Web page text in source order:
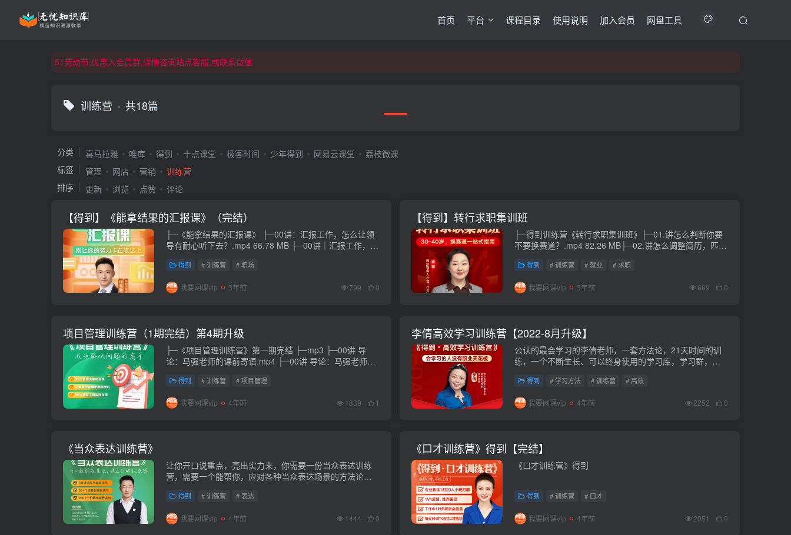
首页 平台 课程目录 使用说明 加入会员 网盘工具
51劳动节,优惠入会员群,详情咨询站点客服,或联系微信
51劳动节,优惠入会员群,详情咨询站点客服,或联系微信
训练营 共18篇
分类 喜马拉雅 唯库 得到 十点课堂 极客时间 少年得到 网易云课堂
荔枝微课
标签
管理 网店 营销
训练营
排序
更新 浏览 点赞 评论
【得到】《能拿结果的汇报课》（完结）
├─《能拿结果的汇报课》 ├─00讲：汇报工作，怎么让领
导有耐心听下去？.mp4 66.78 MB ├─00讲｜汇报工作，怎
速用模板梳理出汇报...
得到 # 训练营 # 职场
我要网课vip 3年前 799 0
【得到】转行求职集训班
├─得到训练营《转行求职集训班》├─01.讲怎么判断你要
不要换赛道？.mp4 82.26 MB├─02.讲怎么调整简历，匹配
道，获得靠谱推荐？.mp4 8...
得到 # 训练营 # 就业 # 求职
我要网课vip 3年前 669 0
项目管理训练营（1期完结）第4期升级
├─《项目管理训练营》第一期完结 ├─mp3 ├─00讲 导
论：马强老师的课前寄语.mp4 ├─00讲 导论：马强老师的
得到 # 训练营 # 项目管理
我要网课vip 4年前 1839 1
李倩高效学习训练营【2022-8月升级】
公认的最会学习的李倩老师，一套方法论，21天时间的训
练，一个不断生长、可以终身使用的学习库，学习群，网
得到 # 学习方法 # 训练营 # 高效
我要网课vip 4年前 2252 0
《当众表达训练营》
让你开口说重点，亮出实力来，你需要一份当众表达训练
营，需要一个能帮你，应对各种当众表达场景的方法论
得到 # 训练营 # 表达
我要网课vip 4年前 1444 0
《口才训练营》得到【完结】
《口才训练营》得到
得到 # 训练营 # 口才
我要网课vip 4年前 2051 0